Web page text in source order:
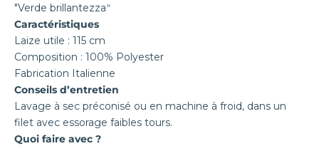
"Verde brillantezza"
Caractéristiques
Laize utile : 115 cm
Composition : 100% Polyester
Fabrication Italienne
Conseils d’entretien
Lavage à sec préconisé ou en machine à froid, dans un
filet avec essorage faibles tours.
Quoi faire avec ?